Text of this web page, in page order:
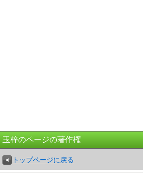
玉梓のページの著作権
トップページに戻る